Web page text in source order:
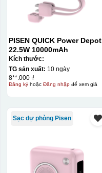
PISEN QUICK Power Depot
22.5W 10000mAh
Kích thước:
TG sản xuất: 10 ngày
8**.000 ₫
Đăng kýhoặc Đăng nhậpđể xem giá
Sạc dự phòng Pisen